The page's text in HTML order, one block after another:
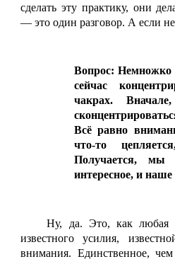
сделать эту практику, они
— это один разговор. А если
Вопрос:
сейчас
чакрах.
Всё равно
что-то
Получается, мы
интересное, и
Ну, да. Это, как любая
известного усилия,
внимания. Единственное,